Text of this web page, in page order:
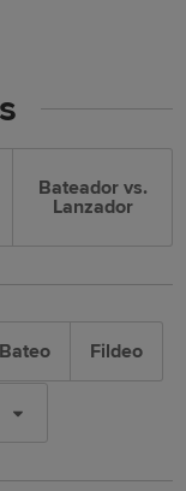
Bateador vs.
Lanzador
Bateo Fildeo